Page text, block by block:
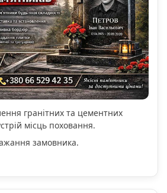
гранітних та цементних
місць поховання.
замовника.